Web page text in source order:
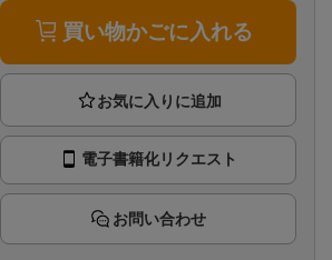
買い物かごに入れる
電子書籍化リクエスト
お問い合わせ